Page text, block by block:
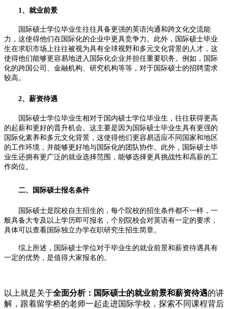
1、就业前景
国际硕士学位毕业生往往具备更强的英语沟通和跨文化交流能
力，这使得他们在国际化的企业中更具竞争力。此外，国际硕士毕业
生在求职市场上往往被视为具有全球视野和多元文化背景的人才，这
使得他们能够更容易地进入国际化企业并担任重要职务。例如，国际
化的跨国公司、金融机构、研究机构等等，对于国际硕士的招聘需求
较高。
2、薪资待遇
国际硕士学位毕业生相对于国内硕士学位毕业生，往往获得更高
的起薪和更好的晋升机会。这主要是因为国际硕士毕业生具有更强的
国际化素养和多元文化背景，这使得他们更容易适应不同国家和地区
的工作环境，并能够更好地与国际化的团队协作。此外，国际硕士毕
业生还拥有更广泛的就业选择范围，能够选择更具挑战性和高薪的工
作岗位。
二、国际硕士报名条件
国际硕士是院校自主招生的，每个院校的招生条件都不一样，一
般具备大专及以上学历即可报名，个别院校会对英语有一定的要求，
具体可以查看国际独立办学在职研究生招生简章。
综上所述，国际硕士学位对于毕业生的就业前景和薪资待遇具有
一定的优势，是值得大家报名的。
以上就是关于全面分析：国际硕士的就业前景和薪资待遇的讲
解，跟着留学桥的老师一起走进国际学校，探索不同课程背后